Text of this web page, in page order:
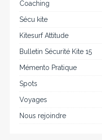
Coaching
Sécu kite
Kitesurf Attitude
Bulletin Sécurité Kite 15
Mémento Pratique
Spots
Voyages
Nous rejoindre